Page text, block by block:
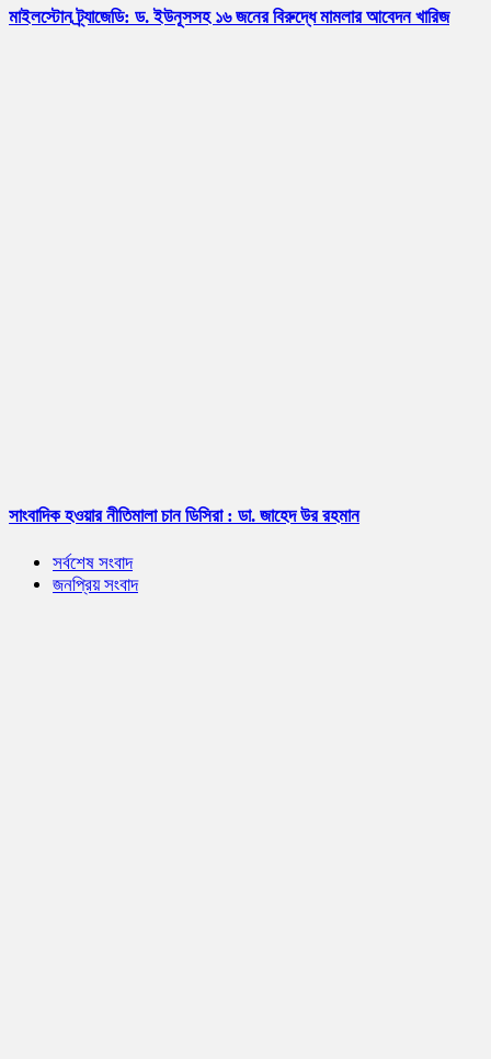
মাইলস্টোন ট্র্যাজেডি: ড. ইউনূসসহ ১৬ জনের বিরুদ্ধে মামলার আবেদন খারিজ
সাংবাদিক হওয়ার নীতিমালা চান ডিসিরা : ডা. জাহেদ উর রহমান
সর্বশেষ সংবাদ
জনপ্রিয় সংবাদ